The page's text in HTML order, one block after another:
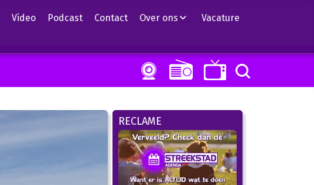
Video Podcast Contact Over ons Vacature
RECLAME